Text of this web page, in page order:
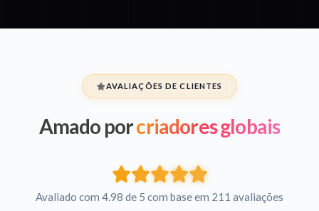
AVALIAÇÕES DE CLIENTES
Amado porcriadores globais
Avaliado com 4.98 de 5 com base em 211 avaliações